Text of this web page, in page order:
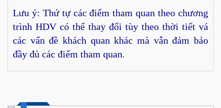
Lưu ý: Thứ tự các điểm tham quan theo chương
trình HDV có thể thay đổi tùy theo thời tiết vá
các vấn đề khách quan khác mà vẫn đảm bảo
đầy đủ các điểm tham quan.